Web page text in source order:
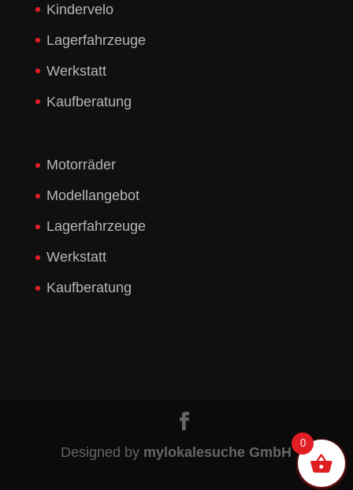
Kindervelo
Lagerfahrzeuge
Werkstatt
Kaufberatung
Motorräder
Modellangebot
Lagerfahrzeuge
Werkstatt
Kaufberatung
Designed by mylokalesuche GmbH
0